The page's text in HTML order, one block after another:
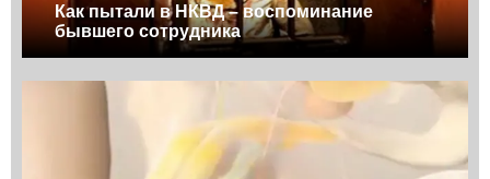
Как пытали в НКВД – воспоминание
бывшего сотрудника